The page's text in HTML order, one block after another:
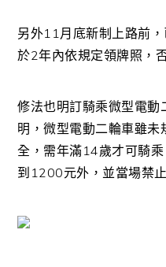
另外11月底新制上路前
於2年內依規定領牌照，
修法也明訂騎乘微型電
明，微型電動二輪車雖
全，需年滿14歲才可騎
到1200元外，並當場禁